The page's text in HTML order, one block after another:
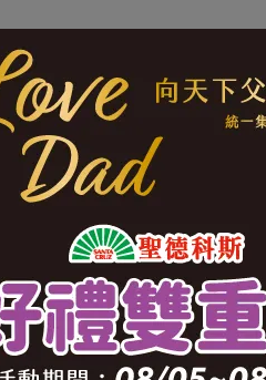
的絕妙風味 3.不含添加物 不
投保產品責任險公司與字號
【製造廠商或國內負
(總效期)】720天 【有機認證
酌收 $100 運費。